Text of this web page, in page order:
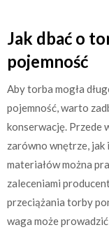
Jak dbać o
pojemność
Aby torba mogła
pojemność, warto
konserwację. Przede
zarówno wnętrze,
materiałów można
zaleceniami
przeciążania torby
waga może